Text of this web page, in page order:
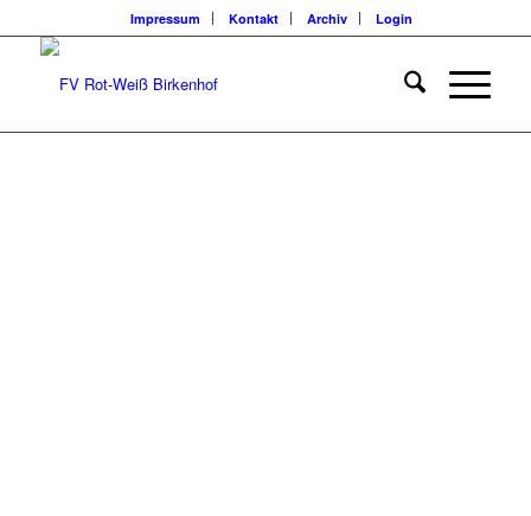
Impressum Kontakt Archiv Login